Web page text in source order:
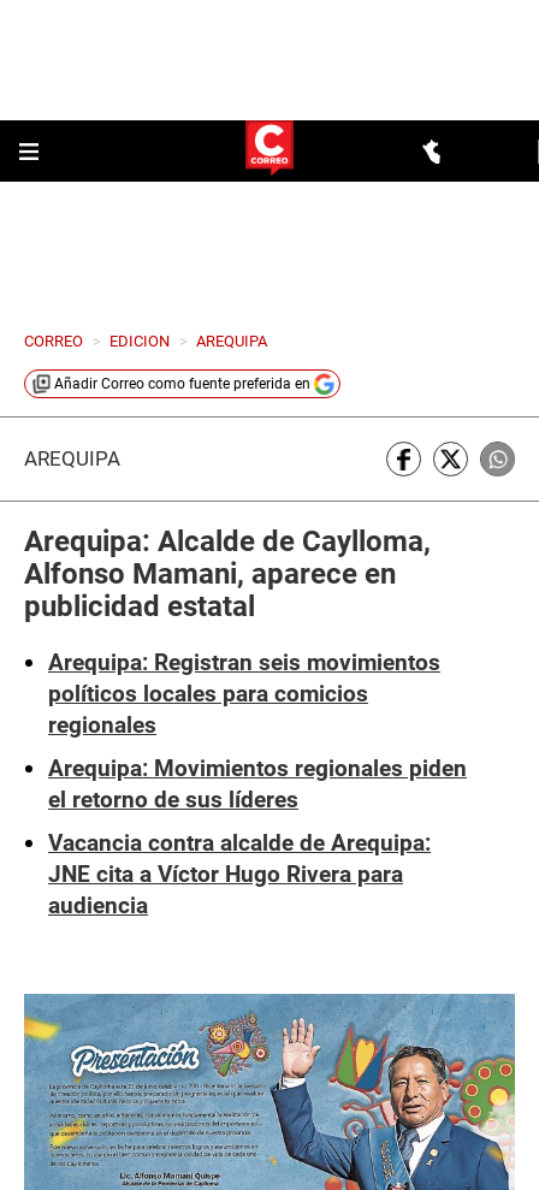
CORREO > EDICION > AREQUIPA
Añadir Correo como fuente preferida en
AREQUIPA
Arequipa: Alcalde de Caylloma,
Alfonso Mamani, aparece en
publicidad estatal
Arequipa: Registran seis movimientos
políticos locales para comicios
regionales
Arequipa: Movimientos regionales piden
el retorno de sus líderes
Vacancia contra alcalde de Arequipa:
JNE cita a Víctor Hugo Rivera para
audiencia